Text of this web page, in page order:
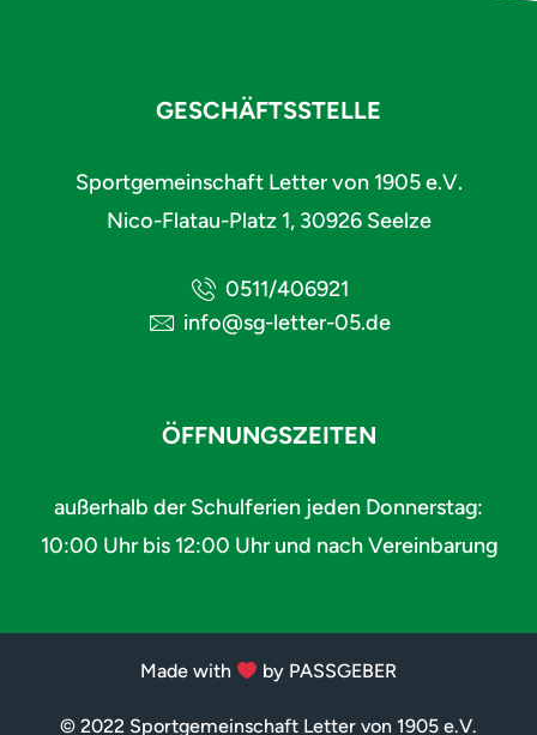
GESCHÄFTSSTELLE
Sportgemeinschaft Letter von 1905 e.V.
Nico-Flatau-Platz 1, 30926 Seelze
0511/406921
info@sg-letter-05.de
ÖFFNUNGSZEITEN
außerhalb der Schulferien jeden Donnerstag:
10:00 Uhr bis 12:00 Uhr und nach Vereinbarung
Made with by PASSGEBER
© 2022 Sportgemeinschaft Letter von 1905 e.V.